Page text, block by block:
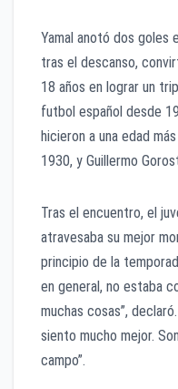
Yamal anotó dos goles
tras el descanso,
18 años en lograr un
futbol español desde
hicieron a una edad
1930, y Guillermo
Tras el encuentro, el
atravesaba su mejor
principio de la
en general, no estaba
muchas cosas”,
siento mucho mejor.
campo”.